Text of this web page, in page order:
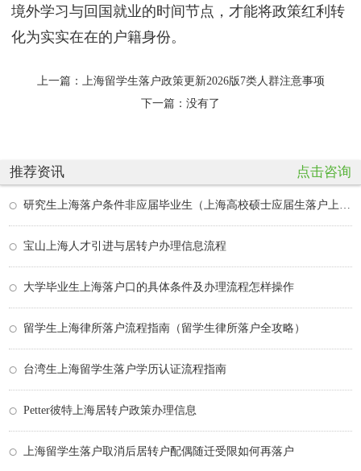
境外学习与回国就业的时间节点，才能将政策红利转
化为实实在在的户籍身份。
上一篇：
上海留学生落户政策更新2026版7类人群注意事项
下一篇：没有了
推荐资讯 点击咨询
宝山上海人才引进与居转户办理信息流程
大学毕业生上海落户口的具体条件及办理流程怎样操作
留学生上海律所落户流程指南（留学生律所落户全攻略）
台湾生上海留学生落户学历认证流程指南
Petter彼特上海居转户政策办理信息
上海留学生落户取消后居转户配偶随迁受限如何再落户